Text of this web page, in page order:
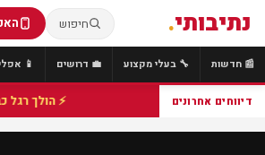
נתיבותי. חיפוש
📰 חדשות 🔧 בעלי מקצוע 💼 דרושים 📱
דיווחים אחרונים ⚡ הולך רגל כבן 40 נהרג מפגיעת רכב בכביש 25 סמוך לצומת הנשיא, מתנדבי זק"א